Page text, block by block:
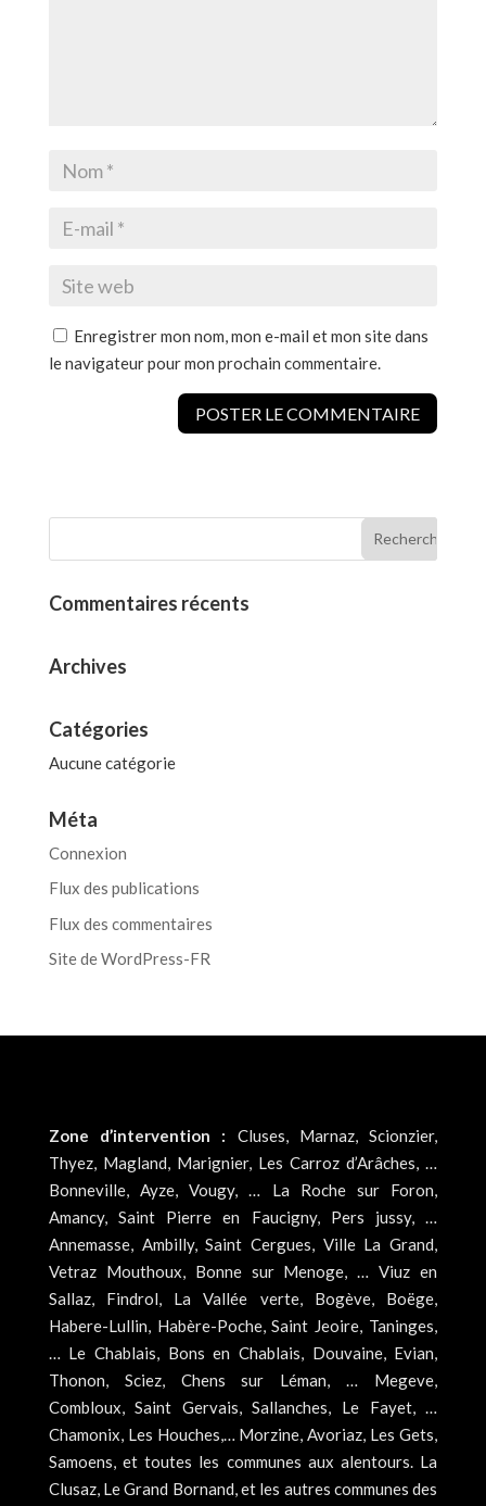
Enregistrer mon nom, mon e-mail et mon site dans
le navigateur pour mon prochain commentaire.
Commentaires récents
Archives
Catégories
Aucune catégorie
Méta
Connexion
Flux des publications
Flux des commentaires
Site de WordPress-FR
Zone d’intervention : Cluses, Marnaz, Scionzier,
Thyez, Magland, Marignier, Les Carroz d’Arâches, …
Bonneville, Ayze, Vougy, … La Roche sur Foron,
Amancy, Saint Pierre en Faucigny, Pers jussy, …
Annemasse, Ambilly, Saint Cergues, Ville La Grand,
Vetraz Mouthoux, Bonne sur Menoge, … Viuz en
Sallaz, Findrol, La Vallée verte, Bogève, Boëge,
Habere-Lullin, Habère-Poche, Saint Jeoire, Taninges,
… Le Chablais, Bons en Chablais, Douvaine, Evian,
Thonon, Sciez, Chens sur Léman, … Megeve,
Combloux, Saint Gervais, Sallanches, Le Fayet, …
Chamonix, Les Houches,… Morzine, Avoriaz, Les Gets,
Samoens, et toutes les communes aux alentours. La
Clusaz, Le Grand Bornand, et les autres communes des